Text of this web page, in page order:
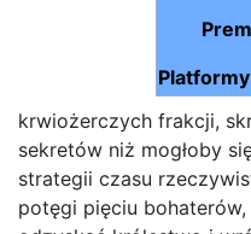
krwiożerczych frakcji,
sekretów niż mogłoby
strategii czasu
potęgi pięciu